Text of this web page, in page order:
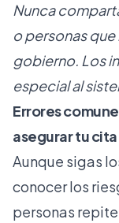
Nunca
o personas
gobierno. Los
especial al
Errores
asegurar tu cita
Aunque sigas
conocer los
personas